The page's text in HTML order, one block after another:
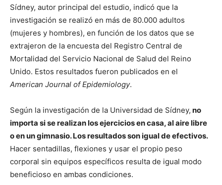
Sídney, autor principal del estudio, indicó que la
investigación se realizó en más de 80.000 adultos
(mujeres y hombres), en función de los datos que se
extrajeron de la encuesta del Registro Central de
Mortalidad del Servicio Nacional de Salud del Reino
Unido. Estos resultados fueron publicados en el
American Journal of Epidemiology.
Según la investigación de la Universidad de Sídney, no
importa si se realizan los ejercicios en casa, al aire libre
o en un gimnasio. Los resultados son igual de efectivos.
Hacer sentadillas, flexiones y usar el propio peso
corporal sin equipos específicos resulta de igual modo
beneficioso en ambas condiciones.